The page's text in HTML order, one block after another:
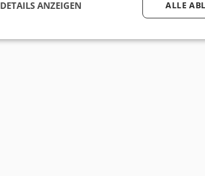
ALLE
DETAILS ANZEIGEN